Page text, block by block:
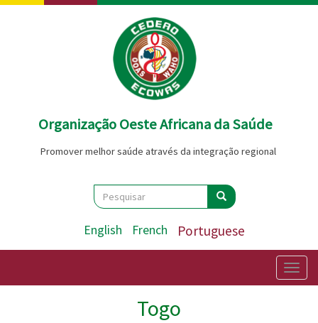
Passar
Organização Oeste Africana da Saúde
Promover melhor saúde através da integração regional
Search
Pesquisar Pesquisar
English French Portuguese
Togo